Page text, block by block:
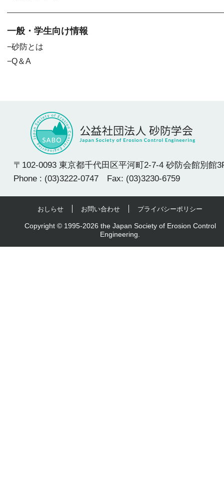
一般・学生向け情報
砂防とは
Q＆A
〒102-0093 東京都千代田区平河町2-7-4 砂防会館別館
Phone : (03)3222-0747 Fax: (03)3230-6759
おしらせ お問い合わせ プライバシーポリシー
Copyright © 1995-2026 the Japan Society of Erosion Control
Engineering.